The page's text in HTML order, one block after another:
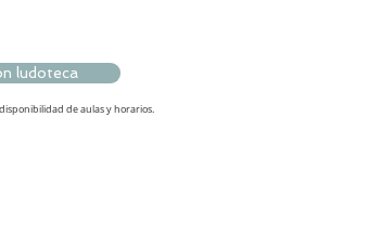
ludoteca
de aulas y horarios.